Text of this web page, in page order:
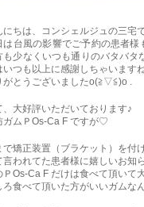
にちは、コンシェルジュの三宅
は台風の影響でご予約の患者
も少なくいつも通りのバタバ
いつも以上に感謝しちゃいます
がとうございましたo(≧▽≦)o .
、大好評いただいております♪
ガムＰOs-Ca F ですが♡
で矯正装置（ブラケット）を付
言われてた患者様に嬉しいお知
ＰOs-Ca F だけは食べて頂いて
ろ食べて頂いた方がいいガムな